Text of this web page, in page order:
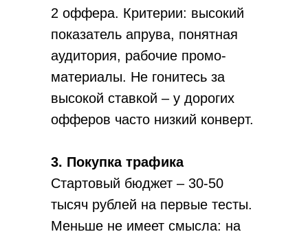
2 оффера. Критерии: высокий
показатель апрува, понятная
аудитория, рабочие промо-
материалы. Не гонитесь за
высокой ставкой – у дорогих
офферов часто низкий конверт.
3. Покупка трафика
Стартовый бюджет – 30-50
тысяч рублей на первые тесты.
Меньше не имеет смысла: на